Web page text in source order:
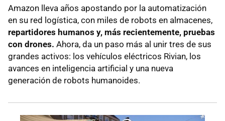
Amazon lleva años apostando por la automatización
en su red logística, con miles de robots en almacenes,
repartidores humanos y, más recientemente, pruebas
con drones. Ahora, da un paso más al unir tres de sus
grandes activos: los vehículos eléctricos Rivian, los
avances en inteligencia artificial y una nueva
generación de robots humanoides.